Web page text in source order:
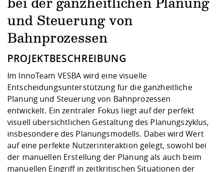
Digitales Lernen
Fremdsprachen
Angebote der
Arbeit
Career Service
Internationale
Kooperationen
Förderverein
Informatik/
Angebote für Unternehmen
Kontakt und Anfahrt
bei der ganzheitlichen Planung
und Steuerung von
Bahnprozessen
PROJEKTBESCHREIBUNG
Im InnoTeam VESBA wird eine visuelle
Entscheidungsunterstützung für die ganzheitliche
Planung und Steuerung von Bahnprozessen
entwickelt. Ein zentraler Fokus liegt auf der perfekt
visuell übersichtlichen Gestaltung des Planungszyklus,
insbesondere des Planungsmodells. Dabei wird Wert
auf eine perfekte Nutzerinteraktion gelegt, sowohl bei
der manuellen Erstellung der Planung als auch beim
manuellen Eingriff in zeitkritischen Situationen der